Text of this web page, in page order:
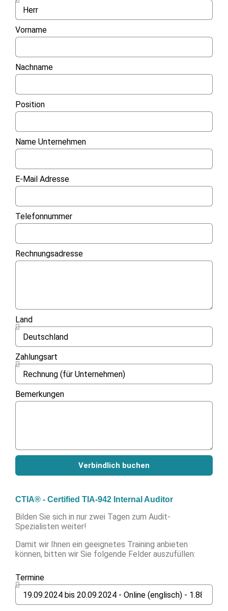
Vorname
Nachname
Position
Name Unternehmen
E-Mail Adresse
Telefonnummer
Rechnungsadresse
Land
Zahlungsart
Bemerkungen
Verbindlich buchen
CTIA® - Certified TIA-942 Internal Auditor
Bilden Sie sich in nur zwei Tagen zum Audit-
Spezialisten weiter!
Damit wir Ihnen ein geeignetes Training anbieten
können, bitten wir Sie folgende Felder auszufüllen:
Termine